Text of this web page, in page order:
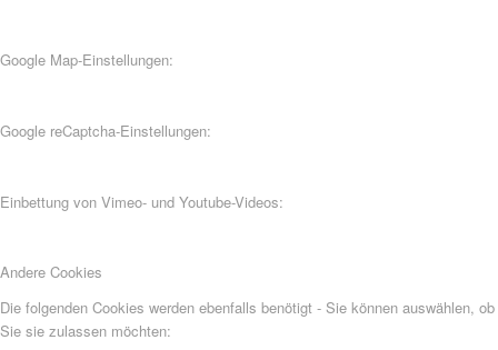
Google Map-Einstellungen:
Google reCaptcha-Einstellungen:
Einbettung von Vimeo- und Youtube-Videos:
Andere Cookies
Die folgenden Cookies werden ebenfalls benötigt - Sie können auswählen, ob
Sie sie zulassen möchten: